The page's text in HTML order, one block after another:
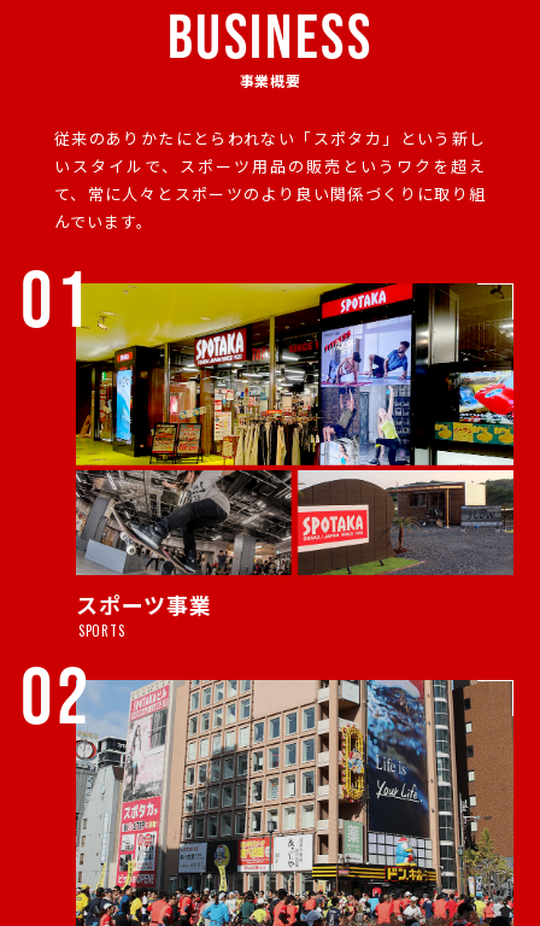
BUSINESS
事業概要
従来のありかたにとらわれない「スポタカ」という新し
いスタイルで、 スポーツ用品の販売というワクを超え
て、常に人々とスポーツのより良い関係づくりに取り組
んでいます。
01
スポーツ事業
SPORTS
02